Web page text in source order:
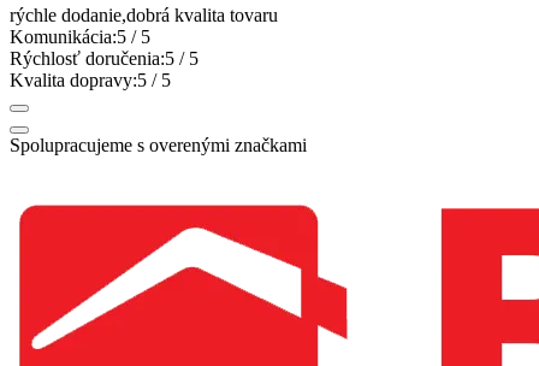
rýchle dodanie,dobrá kvalita tovaru
Komunikácia:5 / 5
Rýchlosť doručenia:5 / 5
Kvalita dopravy:5 / 5
Spolupracujeme s overenými značkami